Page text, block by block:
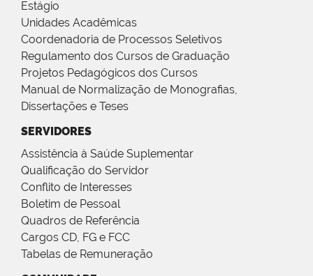
Estágio
Unidades Acadêmicas
Coordenadoria de Processos Seletivos
Regulamento dos Cursos de Graduação
Projetos Pedagógicos dos Cursos
Manual de Normalização de Monografias,
Dissertações e Teses
SERVIDORES
Assistência à Saúde Suplementar
Qualificação do Servidor
Conflito de Interesses
Boletim de Pessoal
Quadros de Referência
Cargos CD, FG e FCC
Tabelas de Remuneração